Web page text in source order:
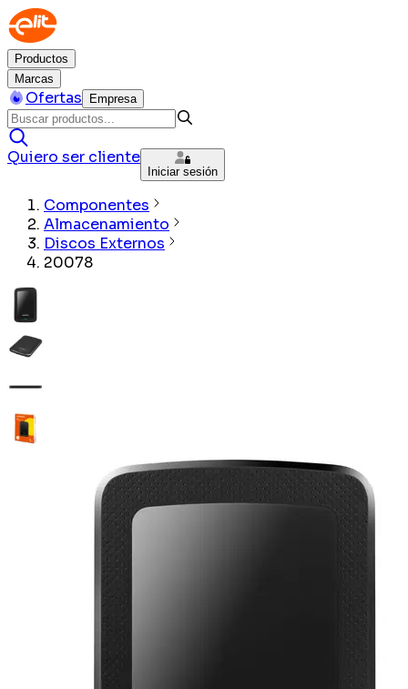
Productos
Marcas
Ofertas Empresa
Quiero ser cliente
Iniciar sesión
Componentes
Almacenamiento
Discos Externos
20078